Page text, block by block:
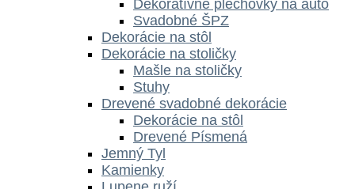
Dekoratívne plechovky na auto
Svadobné ŠPZ
Dekorácie na stôl
Dekorácie na stoličky
Mašle na stoličky
Stuhy
Drevené svadobné dekorácie
Dekorácie na stôl
Drevené Písmená
Jemný Tyl
Kamienky